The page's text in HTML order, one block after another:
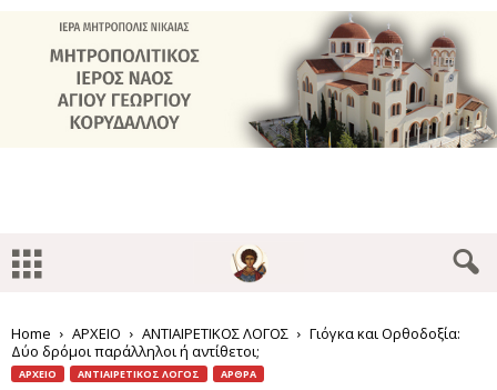
Home ΑΡΧΕΙΟ ΑΝΤΙΑΙΡΕΤΙΚΟΣ ΛΟΓΟΣ
Γιόγκα και Ορθοδοξία:
Δύο δρόμοι παράλληλοι ή αντίθετοι;
ΑΡΧΕΙΟ ΑΝΤΙΑΙΡΕΤΙΚΟΣ ΛΟΓΟΣ ΑΡΘΡΑ